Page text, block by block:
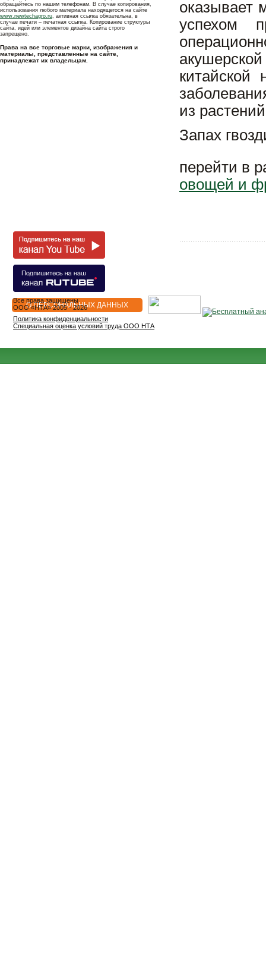
обращайтесь по нашим телефонам. В случае копирования,
использования любого материала находящегося на сайте
www.newtechagro.ru, активная ссылка обязательна, в
случае печати – печатная ссылка. Копирование структуры
сайта, идей или элементов дизайна сайта строго
запрещено.
Права на все торговые марки, изображения и
материалы, представленные на сайте,
принадлежат их владельцам.
оказывает
успехом
из
Запах
перейти в
овощей и
О ПЕРСОНАЛЬНЫХ ДАННЫХ
Все права защищены
OOO «НТА» 2005 - 2026
Политика конфиденциальности
Специальная оценка условий труда ООО НТА